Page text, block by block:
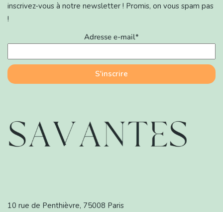
inscrivez-vous à notre newsletter ! Promis, on vous spam pas
!
Adresse e-mail*
10 rue de Penthièvre, 75008 Paris